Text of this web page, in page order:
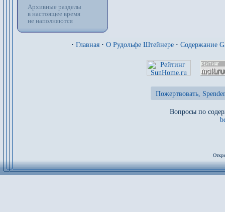
Архивные разделы
в настоящее время
не наполняются
· Главная · О Рудольфе Штейнере · Содержание
Пожертвовать,
Вопросы по